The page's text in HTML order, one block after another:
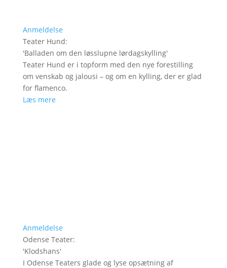
Anmeldelse
Teater Hund:
'Balladen om den løsslupne lørdagskylling'
Teater Hund er i topform med den nye forestilling
om venskab og jalousi – og om en kylling, der er glad
for flamenco.
Læs mere
Anmeldelse
Odense Teater:
'Klodshans'
I Odense Teaters glade og lyse opsætning af